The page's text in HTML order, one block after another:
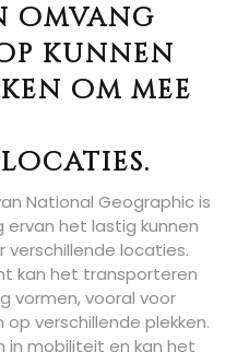
omvang
kunnen
om mee
National Geographic is
het lastig kunnen
locaties.
kan het transporteren
vormen, vooral voor
verschillende plekken.
in mobiliteit en kan het